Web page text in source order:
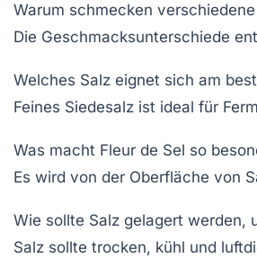
Warum schmecken
Die Geschmacksunterschiede
Welches Salz eignet sich am
Feines Siedesalz ist ideal für
Was macht Fleur de Sel so
Es wird von der Oberfläche von
Wie sollte Salz gelagert werden,
Salz sollte trocken, kühl und